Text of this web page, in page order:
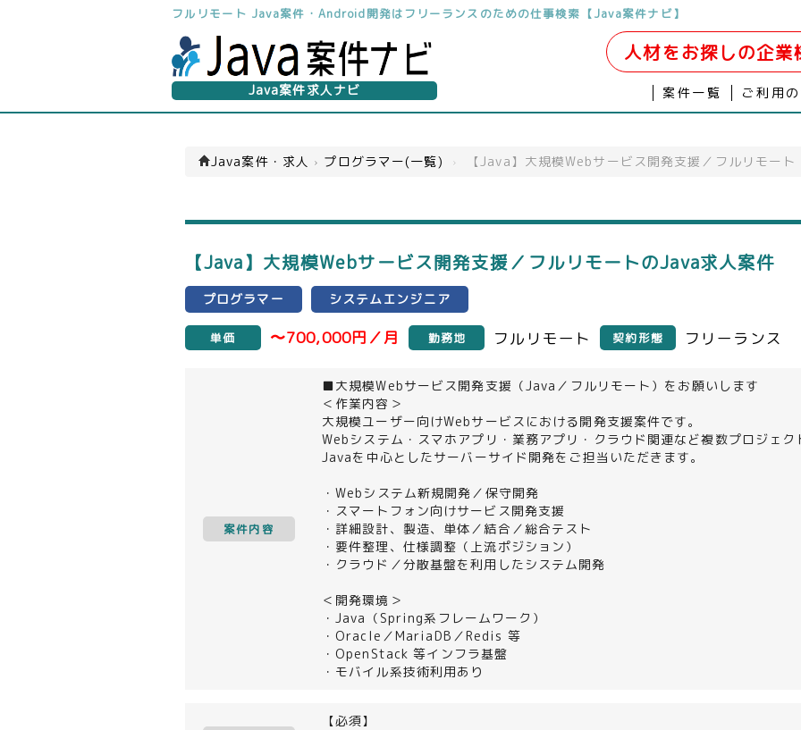
フルリモート Java案件・Android開発はフリーランスのための仕事検索【Java案件ナビ】
Java案件求人ナビ
人材をお探しの企業
案件一覧 ご利用
Java案件・求人 › プログラマー(一覧) › 【Java】大規模Webサービス開発支援／フルリモート
【Java】大規模Webサービス開発支援／フルリモートのJava求人案件
プログラマー システムエンジニア
単価 〜700,000円／月 勤務地 フルリモート 契約形態 フリーランス
案件内容
■大規模Webサービス開発支援（Java／フルリモート）をお願いします
＜作業内容＞
大規模ユーザー向けWebサービスにおける開発支援案件です。
Webシステム・スマホアプリ・業務アプリ・クラウド関連など複数プロジェク
Javaを中心としたサーバーサイド開発をご担当いただきます。
・Webシステム新規開発／保守開発
・スマートフォン向けサービス開発支援
・詳細設計、製造、単体／結合／総合テスト
・要件整理、仕様調整（上流ポジション）
・クラウド／分散基盤を利用したシステム開発
＜開発環境＞
・Java（Spring系フレームワーク）
・Oracle／MariaDB／Redis 等
・OpenStack 等インフラ基盤
・モバイル系技術利用あり
【必須】